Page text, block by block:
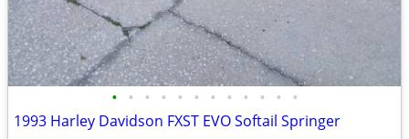
• • • • • • • • • • • •
1993 Harley Davidson FXST EVO Softail Springer